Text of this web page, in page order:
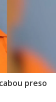
preso